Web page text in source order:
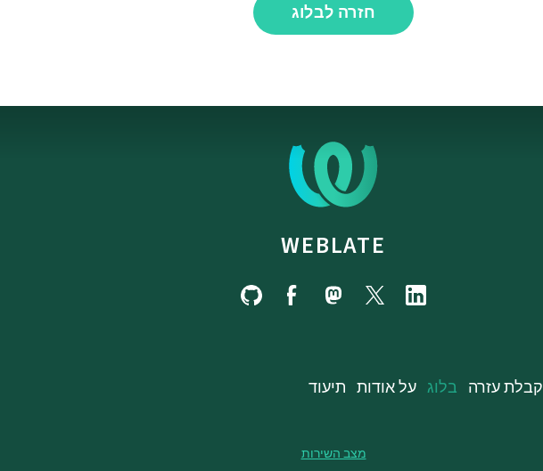
חזרה לבלוג
WEBLATE
קבלת עזרה בלוג על אודות תיעוד
מצב השירות